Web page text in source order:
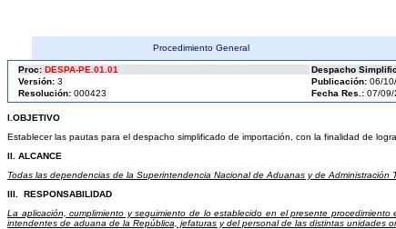
Procedimiento General
Proc: DESPA-PE.01.01
Despacho
Versión: 3 Publicación: 06/
Resolución: 000423 Fecha Res.: 07/09/
I.OBJETIVO
Establecer las pautas para el despacho simplificado de importación, con la finalidad de
II. ALCANCE
Todas las dependencias de la Superintendencia Nacional de Aduanas y de
III.
RESPONSABILIDAD
La aplicación, cumplimiento y seguimiento de lo establecido en el presente
intendentes de aduana de la República, jefaturas y del personal de las distintas unidades